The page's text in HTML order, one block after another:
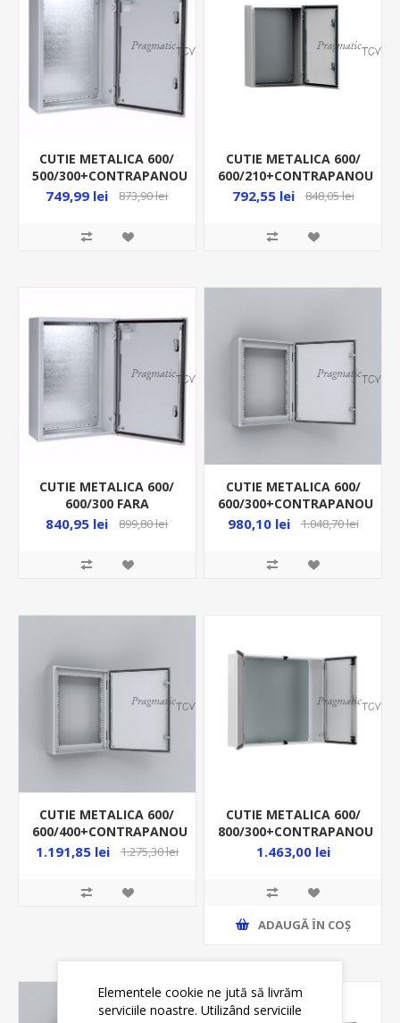
CUTIE METALICA 600/
500/300+CONTRAPANOU
IP66 MAS0605030R5
749,99 lei 873,90 lei
CUTIE METALICA 600/
600/210+CONTRAPANOU
IP66 MAS0606021R5
792,55 lei 848,05 lei
CUTIE METALICA 600/
600/300 FARA
CONTRAPANOU IP66
840,95 lei 899,80 lei
CUTIE METALICA 600/
600/300+CONTRAPANOU
IP66 MAS0606030R5
980,10 lei 1.048,70 lei
CUTIE METALICA 600/
600/400+CONTRAPANOU
IP66 MAS0606040R5
1.191,85 lei 1.275,30 lei
CUTIE METALICA 600/
800/300+CONTRAPANOU
IP55 MAD0608030R5
1.463,00 lei
ADAUGĂ ȊN COŞ
Elementele cookie ne jută să livrăm
serviciile noastre. Utilizând serviciile